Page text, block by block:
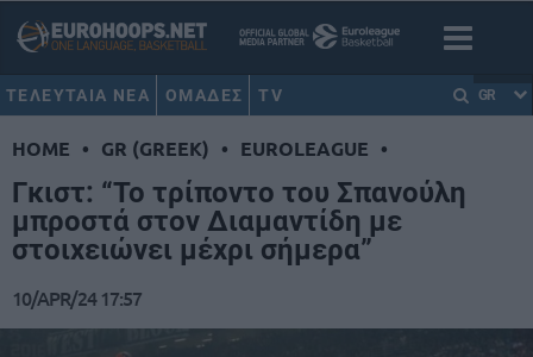
ΤΕΛΕΥΤΑΙΑ ΝΕΑ ΟΜΑΔΕΣ TV GR
HOME • GR (GREEK) • EUROLEAGUE •
Γκιστ: “Το τρίποντο του Σπανούλη
μπροστά στον Διαμαντίδη με
στοιχειώνει μέχρι σήμερα”
10/APR/24 17:57